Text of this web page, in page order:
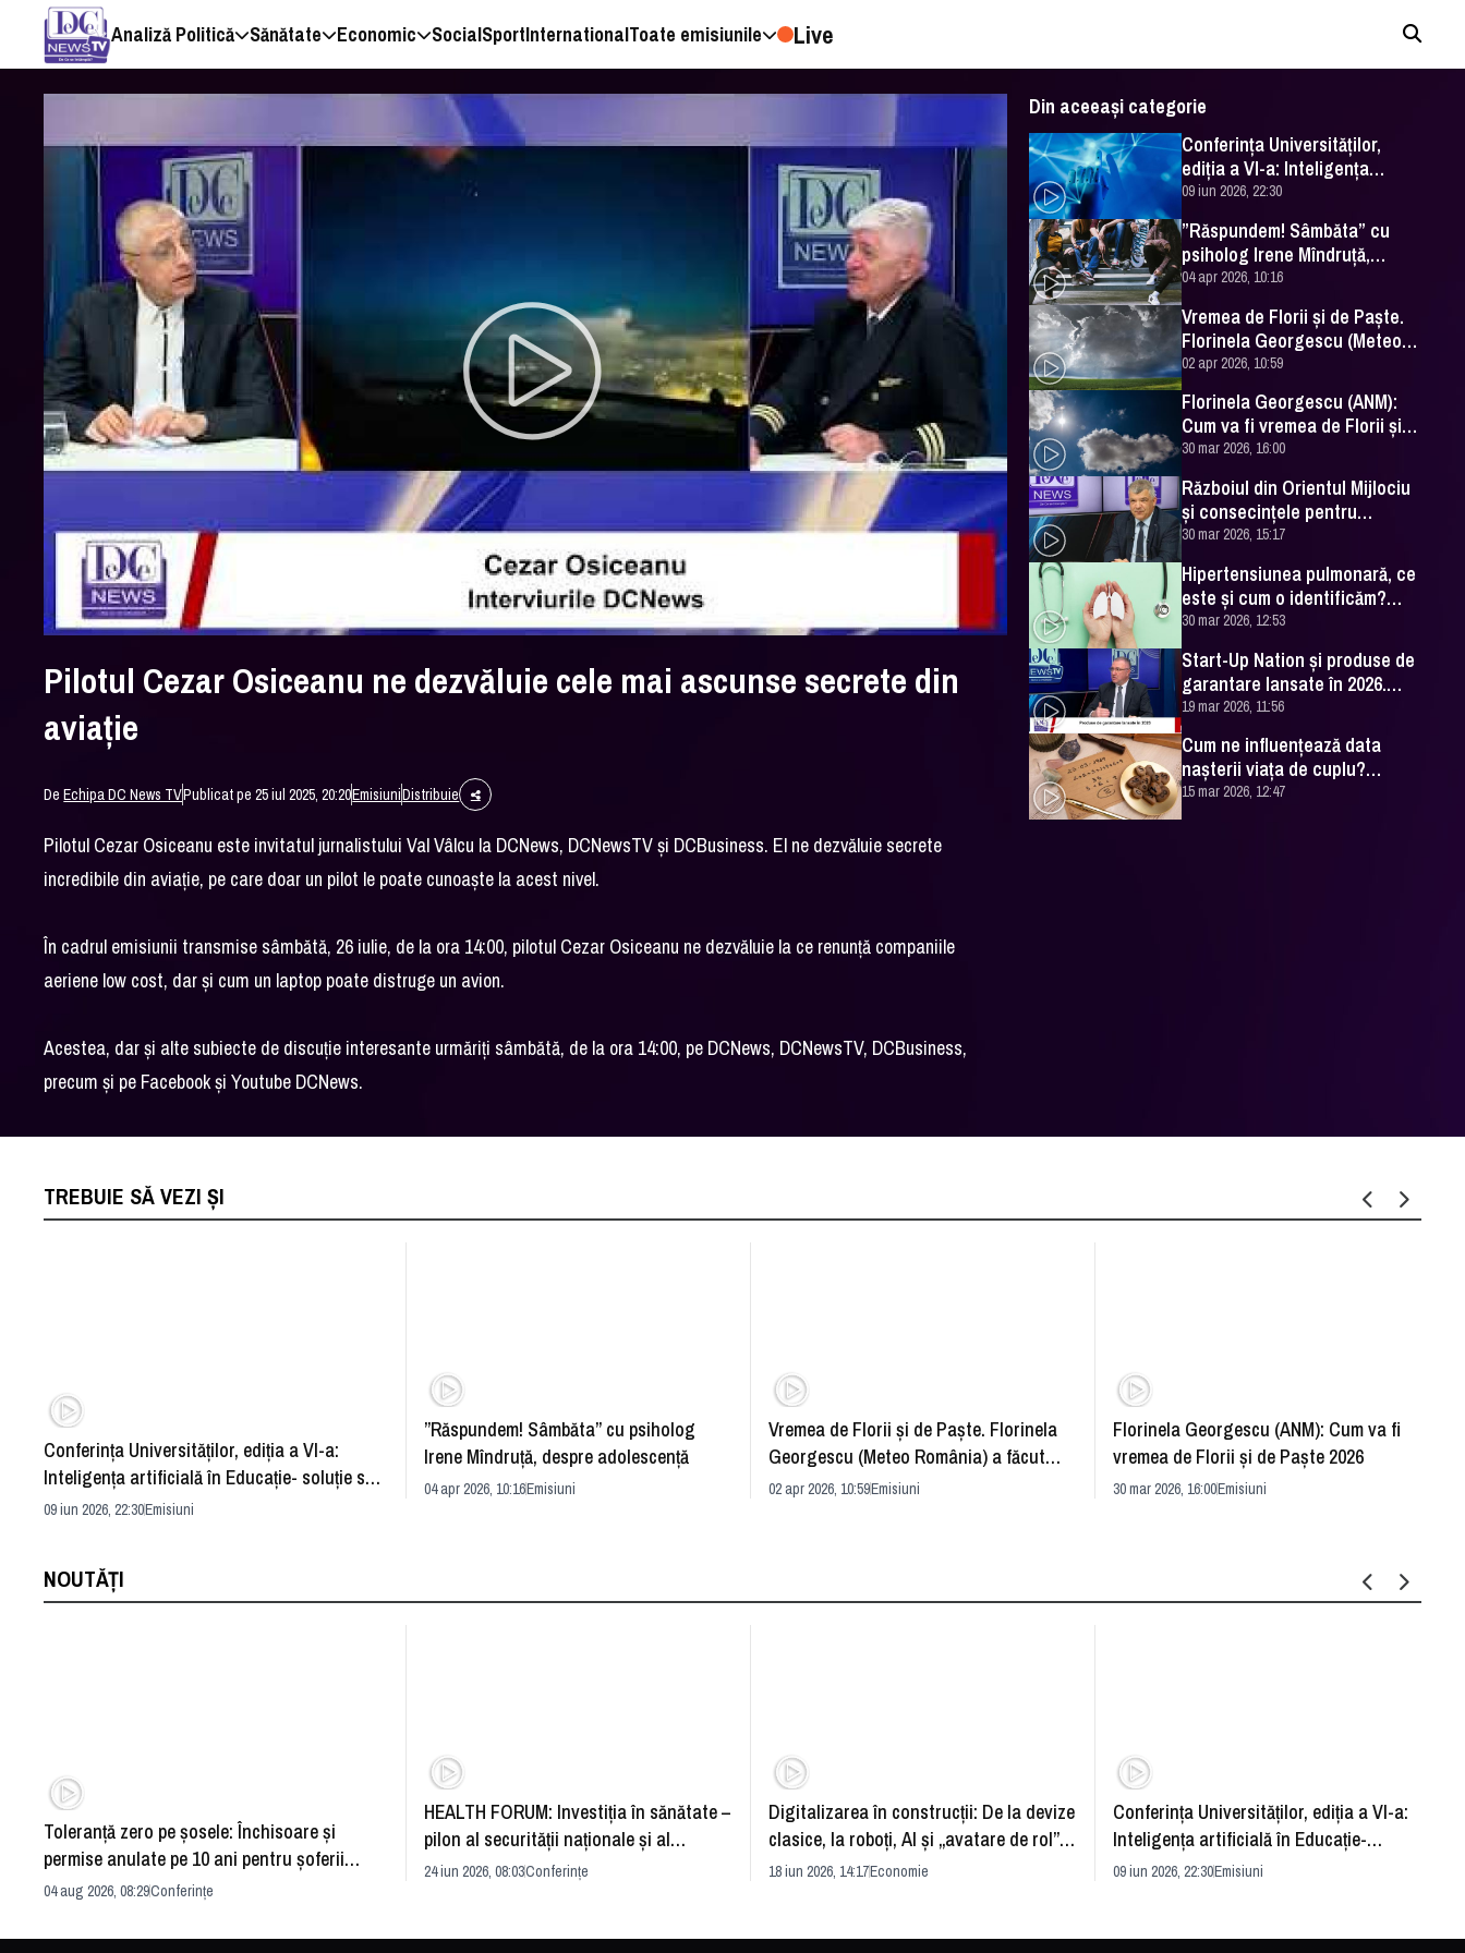
Analiză Politică Sănătate Economic SocialSportInternationalToate emisiunile Live
Pilotul Cezar Osiceanu ne dezvăluie cele mai ascunse secrete din
aviație
DeEchipa DC News TVPublicat pe 25 iul 2025, 20:20EmisiuniDistribuie
Pilotul Cezar Osiceanu este invitatul jurnalistului Val Vâlcu la DCNews, DCNewsTV și DCBusiness. El ne dezvăluie secrete
incredibile din aviație, pe care doar un pilot le poate cunoaște la acest nivel.
În cadrul emisiunii transmise sâmbătă, 26 iulie, de la ora 14:00, pilotul Cezar Osiceanu ne dezvăluie la ce renunță companiile
aeriene low cost, dar și cum un laptop poate distruge un avion.
Acestea, dar și alte subiecte de discuție interesante urmăriți sâmbătă, de la ora 14:00, pe DCNews, DCNewsTV, DCBusiness,
precum și pe Facebook și Youtube DCNews.
Din aceeași categorie
Conferința Universităților,
ediția a VI-a: Inteligența
artificială în Educație- soluție
sau problemă?
09 iun 2026, 22:30
”Răspundem! Sâmbăta” cu
psiholog Irene Mîndruță,
despre adolescență
04 apr 2026, 10:16
Vremea de Florii și de Paște.
Florinela Georgescu (Meteo
România) a făcut prognoza
02 apr 2026, 10:59
Florinela Georgescu (ANM):
Cum va fi vremea de Florii și
de Paște 2026
30 mar 2026, 16:00
Războiul din Orientul Mijlociu
și consecințele pentru
România. Excelența Sa Ovidiu
Dranga, interviu
30 mar 2026, 15:17
Hipertensiunea pulmonară, ce
este și cum o identificăm?
Explicațiile unui medic
specialist
30 mar 2026, 12:53
Start-Up Nation și produse de
garantare lansate în 2026.
Cătălin Leonte (FNGCIMM), la
DC News
19 mar 2026, 11:56
Cum ne influențează data
nașterii viața de cuplu?
Numerologul Romeo Popescu
are explicațiile
15 mar 2026, 12:47
TREBUIE SĂ VEZI ȘI
Conferința Universităților, ediția a VI-a:
Inteligența artificială în Educație- soluție sau
problemă?
09 iun 2026, 22:30Emisiuni
”Răspundem! Sâmbăta” cu psiholog
Irene Mîndruță, despre adolescență
04 apr 2026, 10:16Emisiuni
Vremea de Florii și de Paște. Florinela
Georgescu (Meteo România) a făcut
prognoza
02 apr 2026, 10:59Emisiuni
Florinela Georgescu (ANM): Cum va fi
vremea de Florii și de Paște 2026
30 mar 2026, 16:00Emisiuni
NOUTĂȚI
Toleranță zero pe șosele: Închisoare și
permise anulate pe 10 ani pentru șoferii
iresponsabili
04 aug 2026, 08:29Conferințe
HEALTH FORUM: Investiția în sănătate –
pilon al securității naționale și al
dezvoltării economice
24 iun 2026, 08:03Conferințe
Digitalizarea în construcții: De la devize
clasice, la roboți, AI și „avatare de rol”.
România și redefinirea industriei
18 iun 2026, 14:17Economie
Conferința Universităților, ediția a VI-a:
Inteligența artificială în Educație-
soluție sau problemă?
09 iun 2026, 22:30Emisiuni